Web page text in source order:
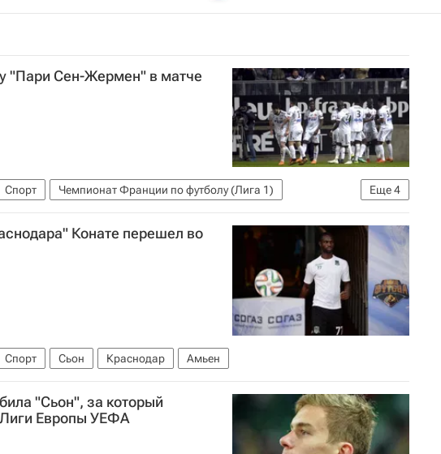
"Пари Сен-Жермен" в матче
Еще4
Спорт
Чемпионат Франции по футболу (Лига 1)
Амьен Кристофер Нкунку Эдинсон Кавани
Конате перешел во
Спорт Сьон Краснодар Амьен
"Сьон", за который
Европы УЕФА